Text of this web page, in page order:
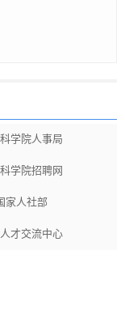
学院人事局
学院招聘网
家人社部
才交流中心